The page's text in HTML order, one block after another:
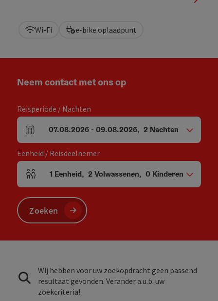
Wi-Fi e-bike oplaadpunt
Neem contact met ons op
Reisperiode / Nachten
Velden voor aankomst en vertrek
07.08.2026- 09.08.2026, 2 Nachten
Eenheid / Reisdeelnemer
Aantal eenheden en persoonsvelden
1 Eenheid, 2 Volwassenen, 0 Kinderen
Zoeken
Wij hebben voor uw zoekopdracht geen passend
resultaat gevonden. Verander a.u.b. uw
zoekcriteria!